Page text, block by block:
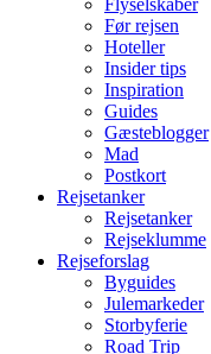
Flyselskaber
Før rejsen
Hoteller
Insider tips
Inspiration
Guides
Gæsteblogger
Mad
Postkort
Rejsetanker
Rejsetanker
Rejseklumme
Rejseforslag
Byguides
Julemarkeder
Storbyferie
Road Trip